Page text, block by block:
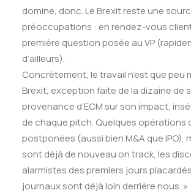
domine, donc. Le Brexit reste une
préoccupations : en rendez-vous
première question posée au VP
d’ailleurs).
Concrètement, le travail n’est que peu
Brexit, exception faite de la dizaine de
provenance d’ECM sur son impact,
de chaque pitch. Quelques opérations
postponées (aussi bien M&A que IPO),
sont déjà de nouveau on track, les
alarmistes des premiers jours
journaux sont déjà loin derrière nous. »